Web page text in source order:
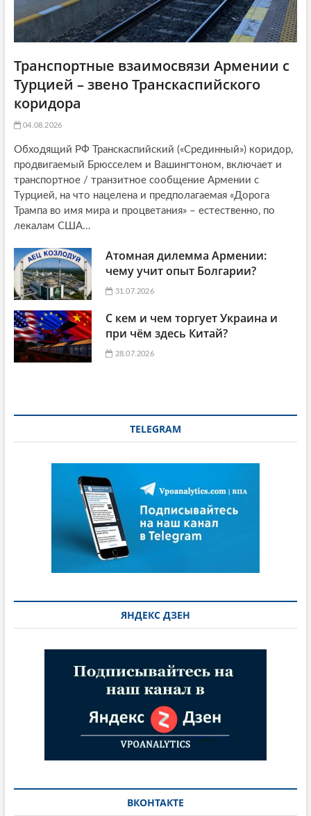
Транспортные взаимосвязи Армении с
Турцией – звено Транскаспийского
коридора
04.08.2026
Обходящий РФ Транскаспийский («Срединный») коридор,
продвигаемый Брюсселем и Вашингтоном, включает и
транспортное / транзитное сообщение Армении с
Турцией, на что нацелена и предполагаемая «Дорога
Трампа во имя мира и процветания» – естественно, по
лекалам США...
Атомная дилемма Армении:
чему учит опыт Болгарии?
31.07.2026
С кем и чем торгует Украина и
при чём здесь Китай?
28.07.2026
TELEGRAM
ЯНДЕКС ДЗЕН
ВКОНТАКТЕ